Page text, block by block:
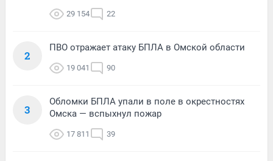
29 154 22
2
ПВО отражает атаку БПЛА в Омской области
19 041 90
3
Обломки БПЛА упали в поле в окрестностях
Омска — вспыхнул пожар
17 811 39